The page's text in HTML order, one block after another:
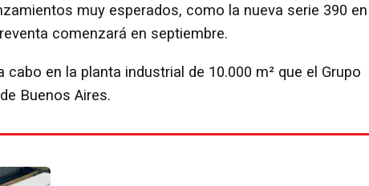
muy esperados, como la nueva serie 390 en
comenzará en septiembre.
cabo en la planta industrial de 10.000 m² que el Grupo
Buenos Aires.